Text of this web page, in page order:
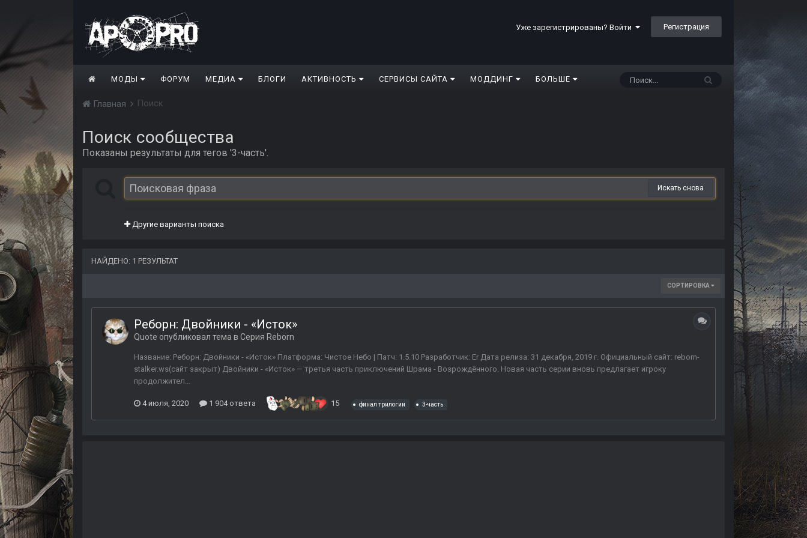
Уже зарегистрированы? Войти Регистрация
МОДЫ ФОРУМ МЕДИА БЛОГИ АКТИВНОСТЬ СЕРВИСЫ САЙТА МОДДИНГ БОЛЬШЕ
Главная Поиск
Поиск сообщества
Показаны результаты для тегов '3-часть'.
Искать снова
Другие варианты поиска
НАЙДЕНО: 1 РЕЗУЛЬТАТ
СОРТИРОВКА
Реборн: Двойники - «Исток»
Quote опубликовал тема в Серия Reborn
Название: Реборн: Двойники - «Исток» Платформа: Чистое Небо | Патч: 1.5.10 Разработчик: Er Дата релиза: 31 декабря, 2019 г. Официальный сайт: reborn-
stalker.ws(сайт закрыт) Двойники - «Исток» — третья часть приключений Шрама - Возрождённого. Новая часть серии вновь предлагает игроку
продолжител...
4 июля, 2020 1 904 ответа 15 финал трилогии 3-часть